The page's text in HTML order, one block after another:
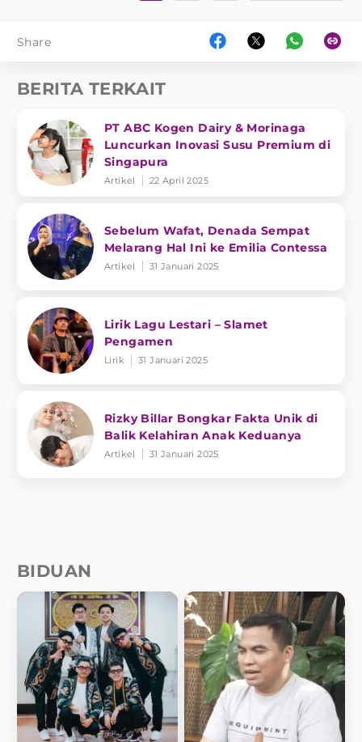
Share
BERITA TERKAIT
PT ABC Kogen Dairy & Morinaga
Luncurkan Inovasi Susu Premium di
Singapura
Artikel 22 April 2025
Sebelum Wafat, Denada Sempat
Melarang Hal Ini ke Emilia Contessa
Artikel 31 Januari 2025
Lirik Lagu Lestari – Slamet
Pengamen
Lirik 31 Januari 2025
Rizky Billar Bongkar Fakta Unik di
Balik Kelahiran Anak Keduanya
Artikel 31 Januari 2025
BIDUAN